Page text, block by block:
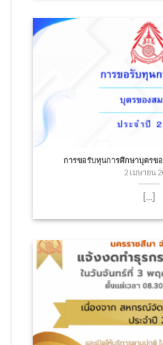
การขอรับทุนการศึกษาบุตรข
2 เมษายน
[...]